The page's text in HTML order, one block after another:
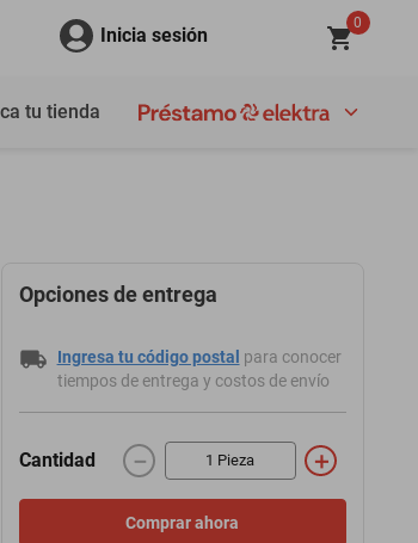
Inicia sesión
0
tu tienda
Opciones de entrega
Ingresa tu código postal para conocer
tiempos de entrega y costos de envío
Cantidad ＋
－
Comprar ahora